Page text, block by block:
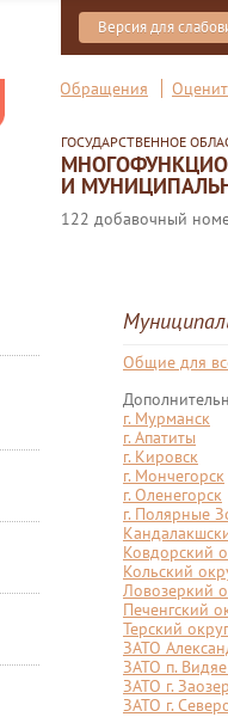
Версия для
Обращения
ГОСУДАРСТВЕННОЕ
И
122 добавочный
Общие для
г. Мурманск
г. Апатиты
г. Кировск
г. Мончегорск
г. Оленегорск
г. Полярные
Ковдорский
Кольский
Ловозеркий
Печенгский
Терский округ
ЗАТО
ЗАТО п.
ЗАТО г.
ЗАТО г.